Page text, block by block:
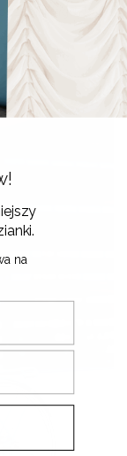
Magdy! ♡
na